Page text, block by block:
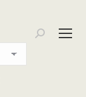
Search: